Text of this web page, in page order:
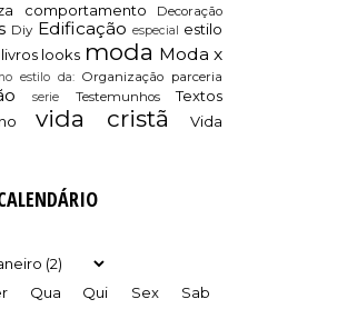
comportamento Decoração
Diy Edificação especial
estilo
livros looks moda Moda x
no estilo da: Organização parceria
serie Testemunhos
Textos
vida cristã
Vida
Qua Qui Sex Sab